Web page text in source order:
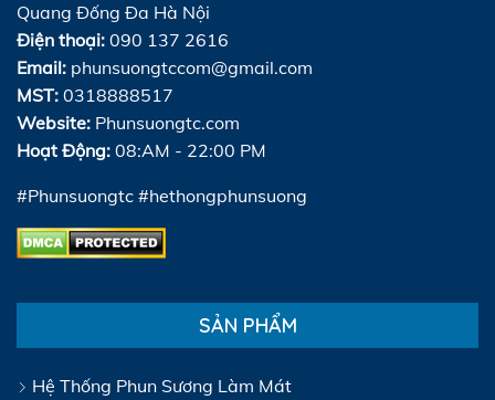
Quang Đống Đa Hà Nội
Điện thoại: 090 137 2616
Email: phunsuongtccom@gmail.com
MST: 0318888517
Website: Phunsuongtc.com
Hoạt Động: 08:AM - 22:00 PM
#Phunsuongtc #hethongphunsuong
SẢN PHẨM
Hệ Thống Phun Sương Làm Mát